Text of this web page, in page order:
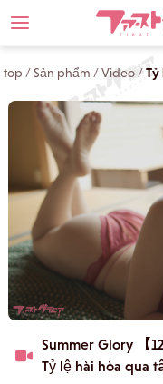
top /Sản phẩm /Video/Tỷ
Summer Glory 【12
Tỷ lệ hài hòa qua